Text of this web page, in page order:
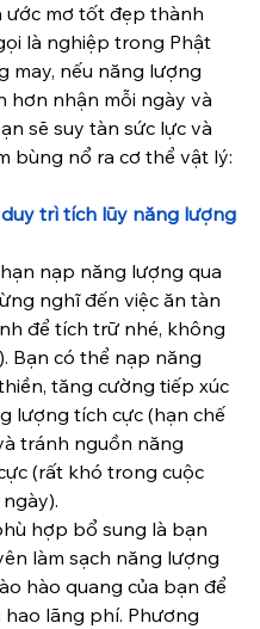
ước mơ tốt đẹp thành
là nghiệp trong Phật
may, nếu năng lượng
hơn nhận mỗi ngày và
sẽ suy tàn sức lực và
bùng nổ ra cơ thể vật lý:
duy trì tích lũy năng lượng
nạp năng lượng qua
nghĩ đến việc ăn tàn
để tích trữ nhé, không
Bạn có thể nạp năng
tăng cường tiếp xúc
lượng tích cực (hạn chế
tránh nguồn năng
(rất khó trong cuộc
hợp bổ sung là bạn
làm sạch năng lượng
hào quang của bạn để
hao lãng phí. Phương